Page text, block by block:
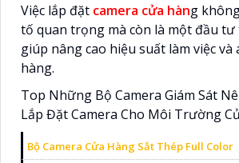
Việc lắp đặt camera cửa hàng
tố quan trọng mà còn là một đầu
giúp nâng cao hiệu suất làm việc và
hàng.
Top Những Bộ Camera Giám Sát
Lắp Đặt Camera Cho Môi Trường
Bộ Camera Cửa Hàng Sắt Thép Full Color